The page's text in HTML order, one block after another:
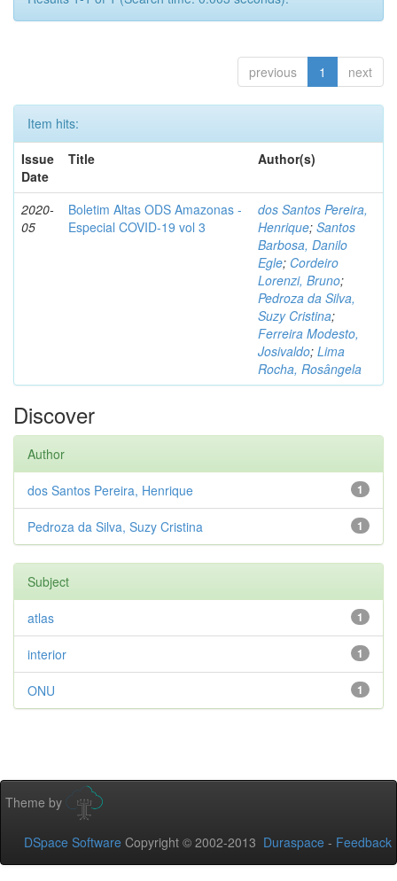
previous 1 next
Item hits:
Issue
Date
Title Author(s)
2020-
05
Boletim Altas ODS Amazonas -
Especial COVID-19 vol 3
dos Santos Pereira,
Henrique; Santos
Barbosa, Danilo
Egle; Cordeiro
Lorenzi, Bruno;
Pedroza da Silva,
Suzy Cristina;
Ferreira Modesto,
Josivaldo; Lima
Rocha, Rosângela
Discover
Author
1
dos Santos Pereira, Henrique
1
Pedroza da Silva, Suzy Cristina
Subject
1
atlas
1
interior
1
ONU
Theme by
DSpace Software Copyright © 2002-2013 Duraspace - Feedback